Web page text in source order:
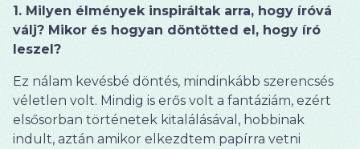
1. Milyen élmények inspiráltak arra, hogy íróvá
válj? Mikor és hogyan döntötted el, hogy író
leszel?
Ez nálam kevésbé döntés, mindinkább szerencsés
véletlen volt. Mindig is erős volt a fantáziám, ezért
elsősorban történetek kitalálásával, hobbinak
indult, aztán amikor elkezdtem papírra vetni